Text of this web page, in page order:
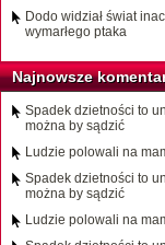
Dodo widział świat
wymarłego ptaka
Najnowsze
Spadek dzietności to
można by sądzić
Ludzie polowali na
Spadek dzietności to
można by sądzić
Ludzie polowali na